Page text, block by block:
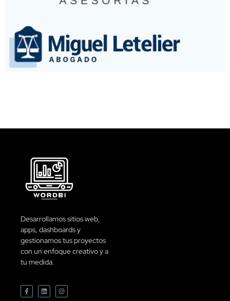
Desarrollamos sitios web,
apps, dashboards y
gestionamos tus proyectos
con un enfoque creativo y a
tu medida.